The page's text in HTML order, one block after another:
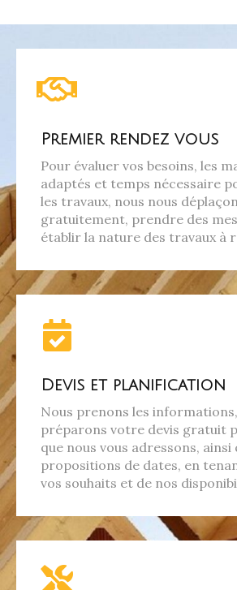
Premier rendez vous
Pour évaluer vos besoins, les
adaptés et temps nécessaire
les travaux, nous nous
gratuitement, prendre des
établir la nature des travaux à
Devis et planification
Nous prenons les
préparons votre devis gratuit
que nous vous adressons, ainsi
propositions de dates, en
vos souhaits et de nos